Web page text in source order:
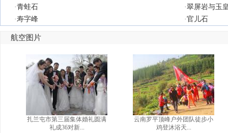
·青蛙石 ·翠屏岩与玉
·寿字峰 ·官儿石
航空图片
扎兰屯市第三届集体婚礼圆满
礼成36对新...
云南罗平顶峰户外团队徒步小
鸡登沐浴天...